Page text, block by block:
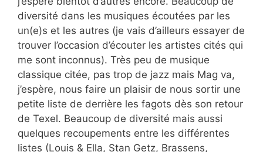
diversité dans les musiques écoutées par les
un(e)s et les autres (je vais d’ailleurs essayer de
trouver l’occasion d’écouter les artistes cités qui
me sont inconnus). Très peu de musique
classique citée, pas trop de jazz mais Mag va,
j’espère, nous faire un plaisir de nous sortir une
petite liste de derrière les fagots dès son retour
de Texel. Beaucoup de diversité mais aussi
quelques recoupements entre les différentes
listes (Louis & Ella, Stan Getz, Brassens,